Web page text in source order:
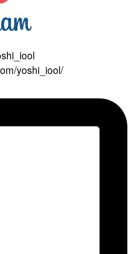
yoshi_iool/